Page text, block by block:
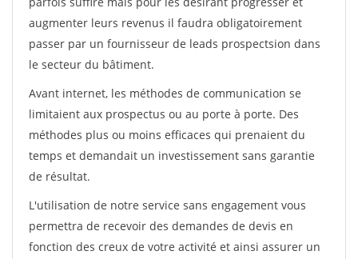
augmenter leurs revenus il faudra obligatoirement
passer par un fournisseur de leads prospectsion dans
le secteur du bâtiment.
Avant internet, les méthodes de communication se
limitaient aux prospectus ou au porte à porte. Des
méthodes plus ou moins efficaces qui prenaient du
temps et demandait un investissement sans garantie
de résultat.
L'utilisation de notre service sans engagement vous
permettra de recevoir des demandes de devis en
fonction des creux de votre activité et ainsi assurer un